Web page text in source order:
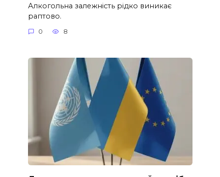
Алкогольна залежність рідко виникає
раптово.
0 8